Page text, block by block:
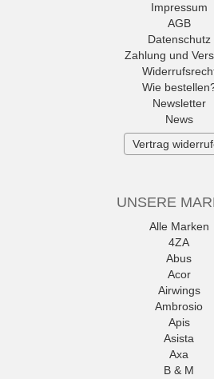
Impressum
AGB
Datenschutz
Zahlung und
Wie
Newsletter
News
Vertrag
UNSERE
Alle Marken
4ZA
Abus
Acor
Airwings
Ambrosio
Apis
Asista
Axa
B & M